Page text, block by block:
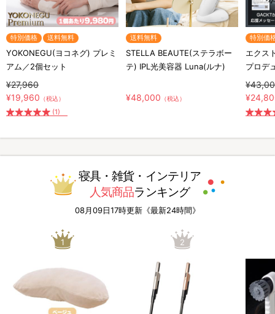
特別価格 送料無料
YOKONEGU(ヨコネグ) プレミ
アム／2個セット
¥27,960
¥19,960 （税込）
(1)
送料無料
STELLA BEAUTE(ステラボー
テ) IPL光美容器 Luna(ルナ)
¥48,000 （税込）
特別価
エクス
プロデ
寝具・雑貨・インテリア
人気商品ランキング
08月09日17時更新《最新24時間》
1 2